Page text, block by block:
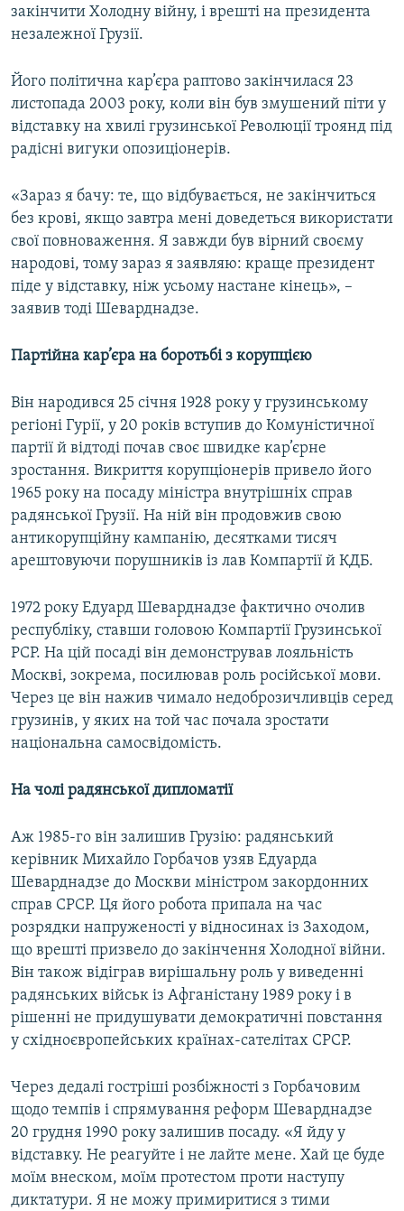
закінчити Холодну війну, і врешті на президента
незалежної Грузії.
Його політична кар’єра раптово закінчилася 23
листопада 2003 року, коли він був змушений піти у
відставку на хвилі грузинської Революції троянд під
радісні вигуки опозиціонерів.
«Зараз я бачу: те, що відбувається, не закінчиться
без крові, якщо завтра мені доведеться використати
свої повноваження. Я завжди був вірний своєму
народові, тому зараз я заявляю: краще президент
піде у відставку, ніж усьому настане кінець», –
заявив тоді Шеварднадзе.
Партійна кар’єра на боротьбі з корупцією
Він народився 25 січня 1928 року у грузинському
регіоні Гурії, у 20 років вступив до Комуністичної
партії й відтоді почав своє швидке кар’єрне
зростання. Викриття корупціонерів привело його
1965 року на посаду міністра внутрішніх справ
радянської Грузії. На ній він продовжив свою
антикорупційну кампанію, десятками тисяч
арештовуючи порушників із лав Компартії й КДБ.
1972 року Едуард Шеварднадзе фактично очолив
республіку, ставши головою Компартії Грузинської
РСР. На цій посаді він демонстрував лояльність
Москві, зокрема, посилював роль російської мови.
Через це він нажив чимало недоброзичливців серед
грузинів, у яких на той час почала зростати
національна самосвідомість.
На чолі радянської дипломатії
Аж 1985-го він залишив Грузію: радянський
керівник Михайло Горбачов узяв Едуарда
Шеварднадзе до Москви міністром закордонних
справ СРСР. Ця його робота припала на час
розрядки напруженості у відносинах із Заходом,
що врешті призвело до закінчення Холодної війни.
Він також відіграв вирішальну роль у виведенні
радянських військ із Афганістану 1989 року і в
рішенні не придушувати демократичні повстання
у східноєвропейських країнах-сателітах СРСР.
Через дедалі гостріші розбіжності з Горбачовим
щодо темпів і спрямування реформ Шеварднадзе
20 грудня 1990 року залишив посаду. «Я йду у
відставку. Не реагуйте і не лайте мене. Хай це буде
моїм внеском, моїм протестом проти наступу
диктатури. Я не можу примиритися з тими